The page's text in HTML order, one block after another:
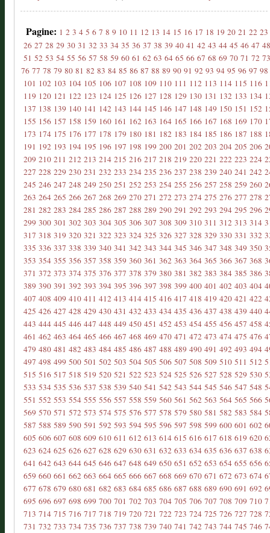
Pagine: 1 2 3 4 5 6 7 8 9 10 11 12 13 14 15 16 17 18 19 20 21 22 23
26 27 28 29 30 31 32 33 34 35 36 37 38 39 40 41 42 43 44 45 46 47 48
51 52 53 54 55 56 57 58 59 60 61 62 63 64 65 66 67 68 69 70 71 72 73
76 77 78 79 80 81 82 83 84 85 86 87 88 89 90 91 92 93 94 95 96 97 98
101 102 103 104 105 106 107 108 109 110 111 112 113 114 115 116
119 120 121 122 123 124 125 126 127 128 129 130 131 132 133 134
137 138 139 140 141 142 143 144 145 146 147 148 149 150 151 152
155 156 157 158 159 160 161 162 163 164 165 166 167 168 169 170
173 174 175 176 177 178 179 180 181 182 183 184 185 186 187 188
191 192 193 194 195 196 197 198 199 200 201 202 203 204 205 206
209 210 211 212 213 214 215 216 217 218 219 220 221 222 223 224
227 228 229 230 231 232 233 234 235 236 237 238 239 240 241 242
245 246 247 248 249 250 251 252 253 254 255 256 257 258 259 260
263 264 265 266 267 268 269 270 271 272 273 274 275 276 277 278
281 282 283 284 285 286 287 288 289 290 291 292 293 294 295 296
299 300 301 302 303 304 305 306 307 308 309 310 311 312 313 314
317 318 319 320 321 322 323 324 325 326 327 328 329 330 331 332
335 336 337 338 339 340 341 342 343 344 345 346 347 348 349 350
353 354 355 356 357 358 359 360 361 362 363 364 365 366 367 368
371 372 373 374 375 376 377 378 379 380 381 382 383 384 385 386
389 390 391 392 393 394 395 396 397 398 399 400 401 402 403 404
407 408 409 410 411 412 413 414 415 416 417 418 419 420 421 422
425 426 427 428 429 430 431 432 433 434 435 436 437 438 439 440
443 444 445 446 447 448 449 450 451 452 453 454 455 456 457 458
461 462 463 464 465 466 467 468 469 470 471 472 473 474 475 476
479 480 481 482 483 484 485 486 487 488 489 490 491 492 493 494
497 498 499 500 501 502 503 504 505 506 507 508 509 510 511 512
515 516 517 518 519 520 521 522 523 524 525 526 527 528 529 530
533 534 535 536 537 538 539 540 541 542 543 544 545 546 547 548
551 552 553 554 555 556 557 558 559 560 561 562 563 564 565 566
569 570 571 572 573 574 575 576 577 578 579 580 581 582 583 584
587 588 589 590 591 592 593 594 595 596 597 598 599 600 601 602
605 606 607 608 609 610 611 612 613 614 615 616 617 618 619 620
623 624 625 626 627 628 629 630 631 632 633 634 635 636 637 638
641 642 643 644 645 646 647 648 649 650 651 652 653 654 655 656
659 660 661 662 663 664 665 666 667 668 669 670 671 672 673 674
677 678 679 680 681 682 683 684 685 686 687 688 689 690 691 692
695 696 697 698 699 700 701 702 703 704 705 706 707 708 709 710
713 714 715 716 717 718 719 720 721 722 723 724 725 726 727 728
731 732 733 734 735 736 737 738 739 740 741 742 743 744 745 746